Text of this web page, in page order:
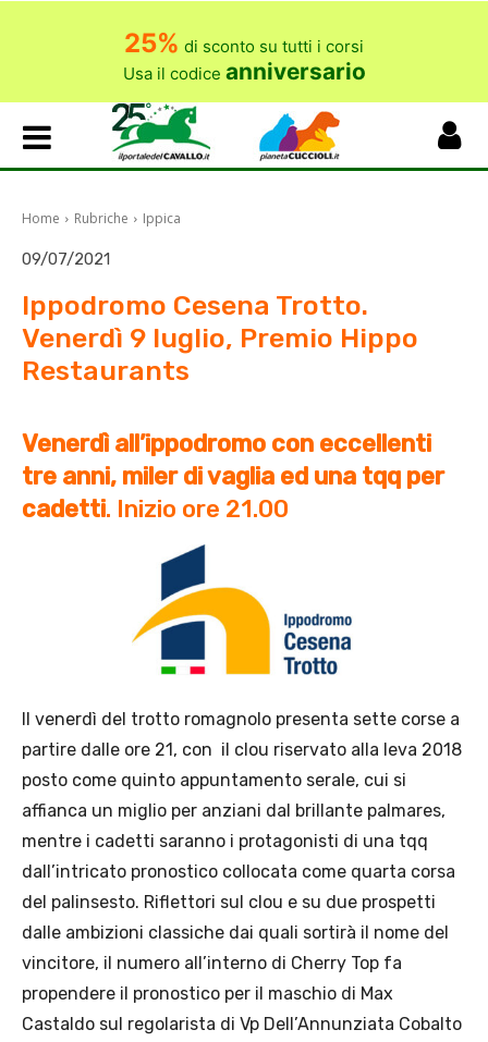
25% di sconto su tutti i corsi
Usa il codice anniversario
Home Rubriche Ippica
09/07/2021
Ippodromo Cesena Trotto.
Venerdì 9 luglio, Premio Hippo
Restaurants
Venerdì all’ippodromo con eccellenti
tre anni, miler di vaglia ed una tqq per
cadetti. Inizio ore 21.00
Il venerdì del trotto romagnolo presenta sette corse a
partire dalle ore 21, con il clou riservato alla leva 2018
posto come quinto appuntamento serale, cui si
affianca un miglio per anziani dal brillante palmares,
mentre i cadetti saranno i protagonisti di una tqq
dall’intricato pronostico collocata come quarta corsa
del palinsesto. Riflettori sul clou e su due prospetti
dalle ambizioni classiche dai quali sortirà il nome del
vincitore, il numero all’interno di Cherry Top fa
propendere il pronostico per il maschio di Max
Castaldo sul regolarista di Vp Dell’Annunziata Cobalto